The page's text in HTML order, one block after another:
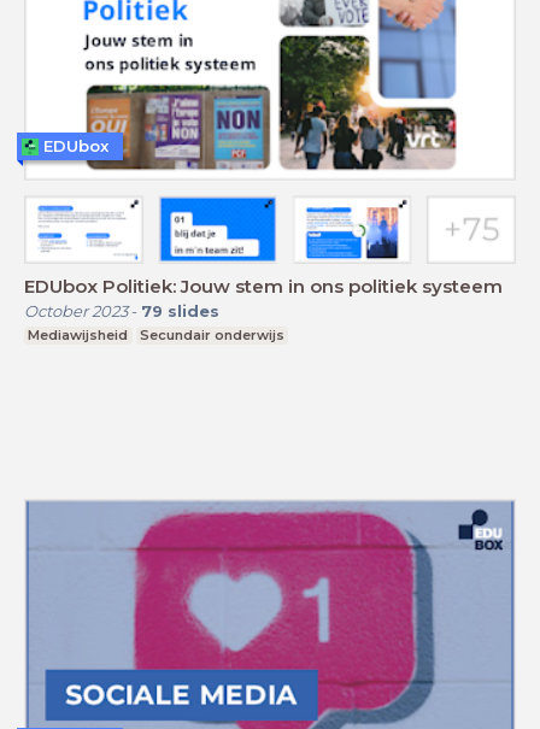
EDUbox Politiek: Jouw stem in ons politiek systeem
October 2023- 79 slides
Mediawijsheid Secundair onderwijs
EDUbox